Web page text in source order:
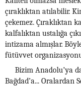
çıraklıktan atılabilir.
çekemez. Çıraklıktan
kalfalıktan ustalığa
intizama almışlar.
fütüvvet
Bizim Anadolu’ya
Bağdad’a... Oralardan